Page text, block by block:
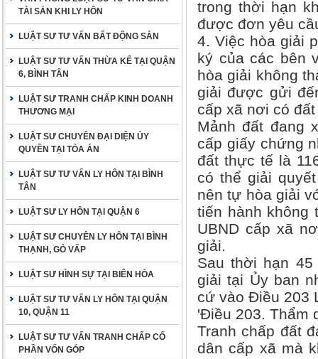
TÀI SẢN KHI LY HÔN
LUẬT SƯ TƯ VẤN BẤT ĐỘNG SẢN
LUẬT SƯ TƯ VẤN THỪA KẾ TẠI QUẬN
6, BÌNH TÂN
LUẬT SƯ TRANH CHẤP KINH DOANH
THƯƠNG MẠI
LUẬT SƯ CHUYÊN ĐẠI DIỆN ỦY
QUYỀN TẠI TÒA ÁN
LUẬT SƯ TƯ VẤN LY HÔN TẠI BÌNH
TÂN
LUẬT SƯ LY HÔN TẠI QUẬN 6
LUẬT SƯ CHUYÊN LY HÔN TẠI BÌNH
THẠNH, GÒ VẤP
LUẬT SƯ HÌNH SỰ TẠI BIÊN HÒA
LUẬT SƯ TƯ VẤN LY HÔN TẠI QUẬN
10, QUẬN 11
LUẬT SƯ TƯ VẤN TRANH CHẤP CỐ
PHẦN VỐN GÓP
trong thời hạn
được đơn yêu
4. Việc hòa giải
ký của các bên
hòa giải không
giải được gửi
cấp xã nơi có đất
Mảnh đất đang
cấp giấy chứng
đất thực tế là
có thể giải
nên tự hòa giải
tiến hành không
UBND cấp xã
giải.
Sau thời hạn
giải tại Ủy ban
cứ vào Điều 203
'Điều 203. Thẩm
Tranh chấp đất
dân cấp xã mà